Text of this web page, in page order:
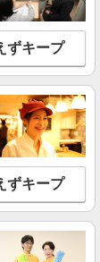
る
（最大13
り ゜
社祝い金10
・。○。・゜
る
ずキープ
ずキープ